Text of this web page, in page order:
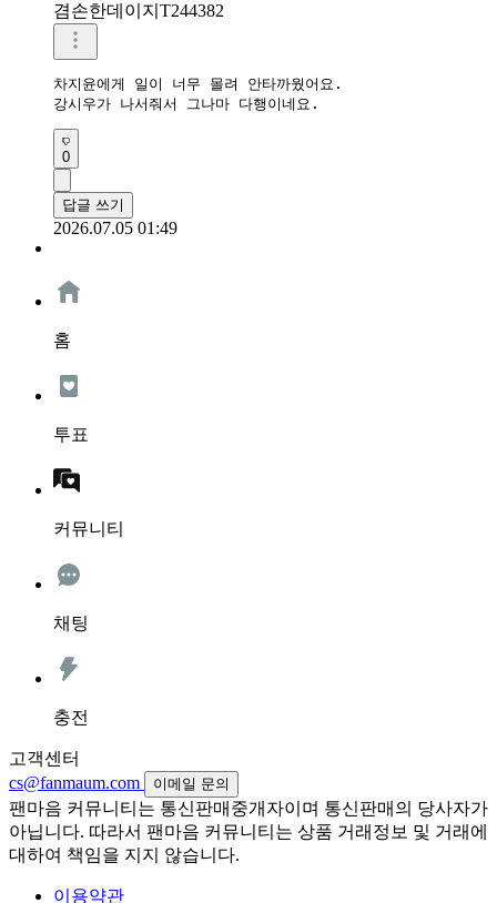
겸손한데이지T244382
차지윤에게 일이 너무 몰려 안타까웠어요.
0
답글 쓰기
2026.07.05 01:49
홈
투표
커뮤니티
채팅
충전
고객센터
cs@fanmaum.com
이메일 문의
팬마음 커뮤니티는 통신판매중개자이며 통신판매의 당사자가
아닙니다. 따라서 팬마음 커뮤니티는 상품 거래정보 및 거래에
대하여 책임을 지지 않습니다.
이용약관